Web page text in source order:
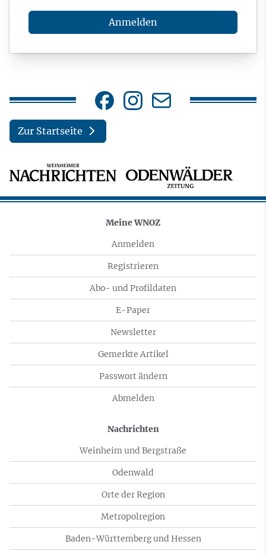
Anmelden
Zur Startseite
Meine WNOZ
Anmelden
Registrieren
Abo- und Profildaten
E-Paper
Newsletter
Gemerkte Artikel
Passwort ändern
Abmelden
Nachrichten
Weinheim und Bergstraße
Odenwald
Orte der Region
Metropolregion
Baden-Württemberg und Hessen